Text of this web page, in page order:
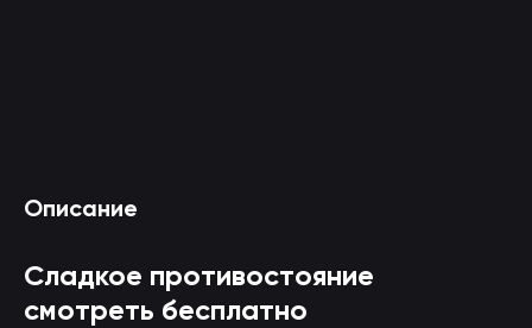
(вы будете перенаправлены на другой сайт)
Описание
Сладкое противостояние
смотреть бесплатно